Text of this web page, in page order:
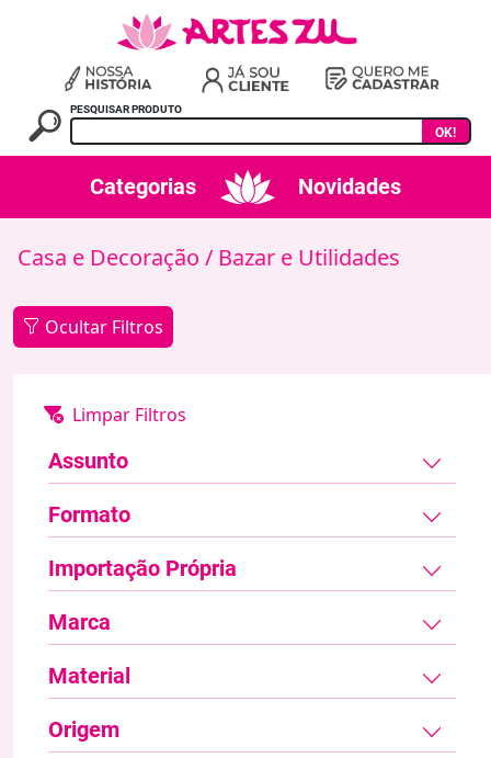
PESQUISAR PRODUTO
OK!
Categorias Novidades
Casa e Decoração / Bazar e Utilidades
Ocultar Filtros
Assunto
Formato
Importação Própria
Marca
Material
Origem